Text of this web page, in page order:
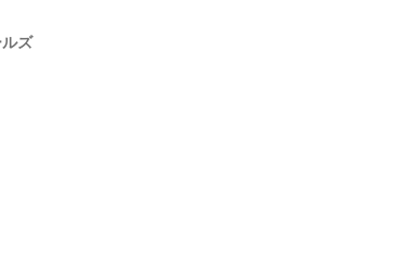
イプでもしっかり表現したいと思ったことがきっ
ズ